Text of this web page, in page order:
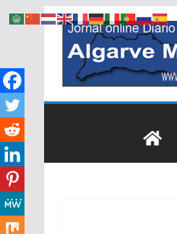
Skip
content